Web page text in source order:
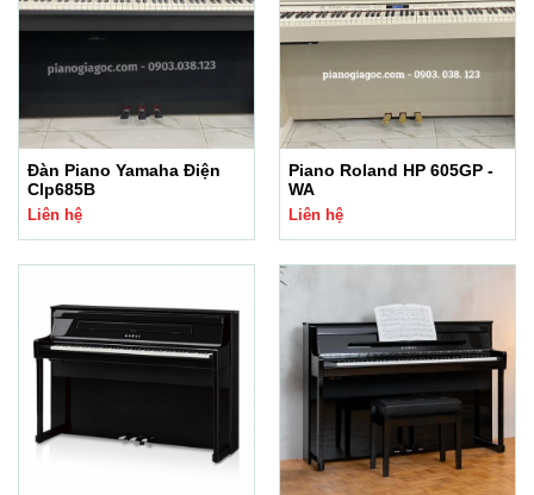
Đàn Piano Yamaha Điện
Clp685B
Liên hệ
Piano Roland HP 605GP -
WA
Liên hệ